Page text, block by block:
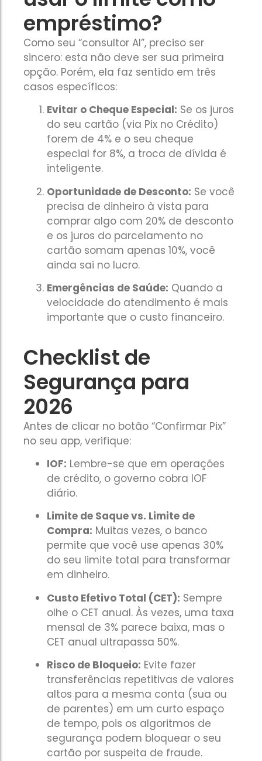
empréstimo?
Como seu “consultor AI”, preciso ser
sincero: esta não deve ser sua primeira
opção. Porém, ela faz sentido em três
casos específicos:
Evitar o Cheque Especial: Se os juros
do seu cartão (via Pix no Crédito)
forem de 4% e o seu cheque
especial for 8%, a troca de dívida é
inteligente.
Oportunidade de Desconto: Se você
precisa de dinheiro à vista para
comprar algo com 20% de desconto
e os juros do parcelamento no
cartão somam apenas 10%, você
ainda sai no lucro.
Emergências de Saúde: Quando a
velocidade do atendimento é mais
importante que o custo financeiro.
Checklist de
Segurança para
2026
Antes de clicar no botão “Confirmar Pix”
no seu app, verifique:
IOF: Lembre-se que em operações
de crédito, o governo cobra IOF
diário.
Limite de Saque vs. Limite de
Compra: Muitas vezes, o banco
permite que você use apenas 30%
do seu limite total para transformar
em dinheiro.
Custo Efetivo Total (CET): Sempre
olhe o CET anual. Às vezes, uma taxa
mensal de 3% parece baixa, mas o
CET anual ultrapassa 50%.
Risco de Bloqueio: Evite fazer
transferências repetitivas de valores
altos para a mesma conta (sua ou
de parentes) em um curto espaço
de tempo, pois os algoritmos de
segurança podem bloquear o seu
cartão por suspeita de fraude.